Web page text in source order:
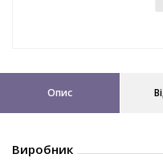
Опис
Виробник